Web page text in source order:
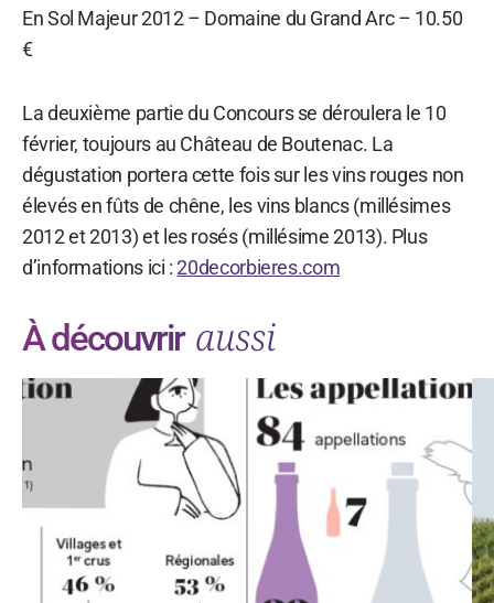
En Sol Majeur 2012 – Domaine du Grand Arc – 10.50
€
La deuxième partie du Concours se déroulera le 10
février, toujours au Château de Boutenac. La
dégustation portera cette fois sur les vins rouges non
élevés en fûts de chêne, les vins blancs (millésimes
2012 et 2013) et les rosés (millésime 2013). Plus
d’informations ici :20decorbieres.com
À découvrir aussi